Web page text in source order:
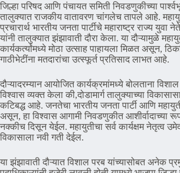
जिल्हा परिषद आणि पंचायत समिती निवडणुकीच्या
तालुक्यात राजकीय वातावरण चांगलेच तापले आहे.
प्रचारार्थ भारतीय जनता पार्टीचे महाराष्ट्र राज्य युवा
यांनी तालुक्यात झंझावाती दौरा केला. या दौऱ्यामुळे
कार्यकर्त्यांमध्ये मोठा उत्साह पाहायला मिळत असून,
गाठीभेटींना मतदारांचा उत्स्फूर्त प्रतिसाद लाभत आहे.
दौऱ्यादरम्यान आयोजित कार्यक्रमांमध्ये बोलताना
विश्वास व्यक्त केला की,दोडामार्ग तालुक्याच्या
कटिबद्ध आहे. जनतेचा भारतीय जनता पार्टी आणि
असून, हा विश्वास आगामी निवडणुकीत आशीर्वादाच्या
नक्कीच दिसून येईल. महायुतीचा सर्व कार्यक्षम नेतृत्व
विकासाला नवी गती देईल.
या झंझावाती दौऱ्यात विशाल परब यांच्यासोबत अनेक